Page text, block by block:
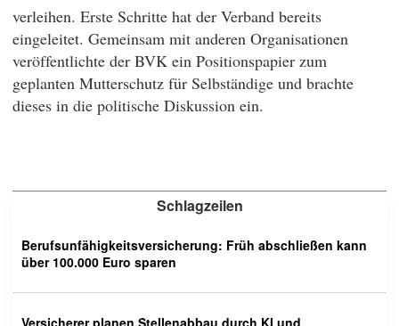
verleihen. Erste Schritte hat der Verband bereits
eingeleitet. Gemeinsam mit anderen Organisationen
veröffentlichte der BVK ein Positionspapier zum
geplanten Mutterschutz für Selbständige und brachte
dieses in die politische Diskussion ein.
Schlagzeilen
Berufsunfähigkeitsversicherung: Früh abschließen kann
über 100.000 Euro sparen